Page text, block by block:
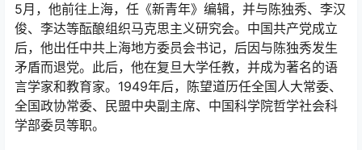
5月，他前往上海，任《新青年》编辑，并与陈独秀、李汉
俊、李达等酝酿组织马克思主义研究会。中国共产党成立
后，他出任中共上海地方委员会书记，后因与陈独秀发生
矛盾而退党。此后，他在复旦大学任教，并成为著名的语
言学家和教育家。1949年后，陈望道历任全国人大常委、
全国政协常委、民盟中央副主席、中国科学院哲学社会科
学部委员等职。